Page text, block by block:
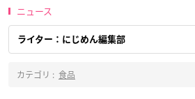
ニュース
ライター：にじめん編集部
カテゴリ : 食品